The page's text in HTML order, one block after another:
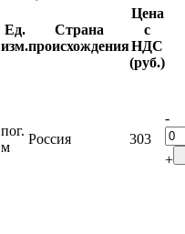
Ед.
изм.
Страна
происхождения
Цена
с
НДС
(руб.)
пог.
м
Россия 303
-
+